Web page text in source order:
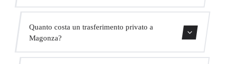
Quanto costa un trasferimento privato a
Magonza?